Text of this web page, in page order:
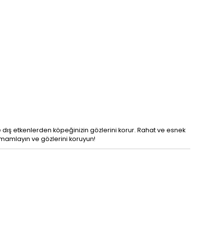
dış etkenlerden köpeğinizin gözlerini korur. Rahat ve esnek
ve gözlerini koruyun!